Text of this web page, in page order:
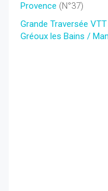
Provence (N°37)
Grande Traversée
Gréoux les Bains /